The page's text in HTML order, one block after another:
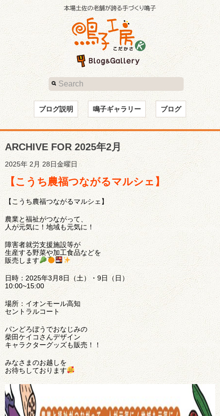
ブログ説明 鳴子ギャラリー ブログ
ARCHIVE FOR 2025年2月
2025年 2月 28日金曜日
【こうち農福つながるマルシェ】
【こうち農福つながるマルシェ】
農業と福祉がつながって、
人が元気に！地域も元気に！
障害者就労支援施設等が
生産する野菜や加工食品などを
販売します
日時：2025年3月8日（土）・9日（日）
10:00~15:00
場所：イオンモール高知
セントラルコート
パンどろぼうでおなじみの
柴田ケイコさんデザイン
キャラクターグッズも販売！！
みなさまのお越しを
お待ちしております